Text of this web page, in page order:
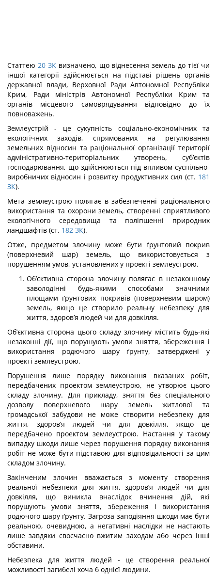
Статтею 20 ЗКвизначено, що віднесення земель до тієї чи
іншої категорії здійснюється на підставі рішень органів
державної влади, Верховної Ради Автономної Республіки
Крим, Ради міністрів Автономної Республіки Крим та
органів місцевого самоврядування відповідно до їх
повноважень.
Землеустрій - це сукупність соціально-економічних та
екологічних заходів, спрямованих на регулювання
земельних відносин та раціональної організації території
адміністративно-територіальних утворень, суб’єктів
господарювання, що здійснюються під впливом суспільно-
виробничих відносин і розвитку продуктивних сил (ст. 181
ЗК).
Мета землеустрою полягає в забезпеченні раціонального
використання та охорони земель, створенні сприятливого
екологічного середовища та поліпшенні природних
ландшафтів (ст. 182 ЗК).
Отже, предметом злочину може бути ґрунтовий покрив
(поверхневий шар) земель, що використовується з
порушенням умов, установлених у проекті землеустрою.
Об’єктивна сторона злочину полягає в незаконному
заволодінні будь-якими способами значними
площами ґрунтових покривів (поверхневим шаром)
земель, якщо це створило реальну небезпеку для
життя, здоров’я людей чи для довкілля.
Об’єктивна сторона цього складу злочину містить будь-які
незаконні дії, що порушують умови зняття, збереження і
використання родючого шару ґрунту, затверджені у
проекті землеустрою.
Порушення лише порядку виконання вказаних робіт,
передбачених проектом землеустрою, не утворює цього
складу злочину. Для прикладу, зняття без спеціального
дозволу поверхневого шару земель житлової та
громадської забудови не може створити небезпеку для
життя, здоров’я людей чи для довкілля, якщо це
передбачено проектом землеустрою. Настання у такому
випадку шкоди лише через порушення порядку виконання
робіт не може бути підставою для відповідальності за цим
складом злочину.
Закінченим злочин вважається з моменту створення
реальної небезпеки для життя, здоров’я людей чи для
довкілля, що виникла внаслідок вчинення дій, які
порушують умови зняття, збереження і використання
родючого шару ґрунту. Загроза заподіяння шкоди має бути
реальною, очевидною, а негативні наслідки не настають
лише завдяки своєчасно вжитим заходам або через інші
обставини.
Небезпека для життя людей - це створення реальної
можливості загибелі хоча б однієї людини.